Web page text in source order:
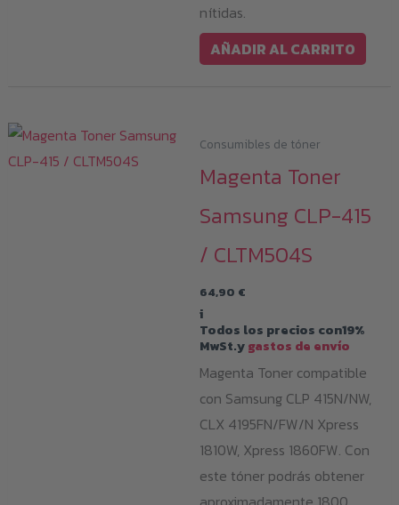
nítidas.
AÑADIR AL CARRITO
Consumibles de tóner
Magenta Toner
Samsung CLP-415
/ CLTM504S
64,90 €
i
Todos los precios con19%
MwSt.ygastos de envío
Magenta Toner compatible
con Samsung CLP 415N/NW,
CLX 4195FN/FW/N Xpress
1810W, Xpress 1860FW. Con
este tóner podrás obtener